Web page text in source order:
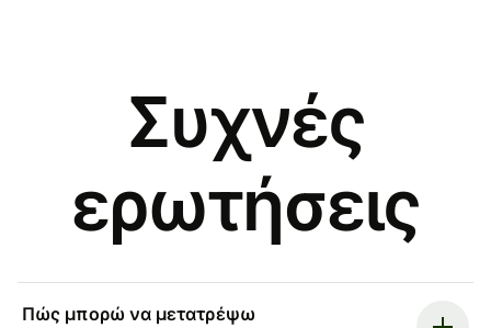
Συχνές
ερωτήσεις
Πώς μπορώ να μετατρέψω